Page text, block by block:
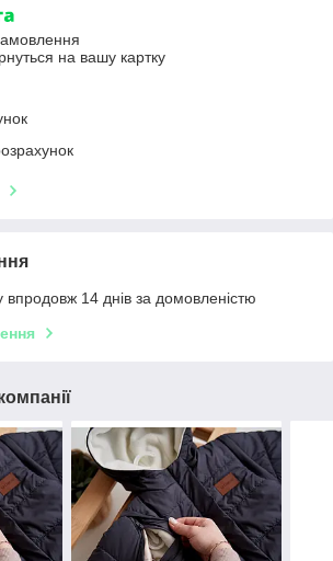
на вашу картку
14 днів за домовленістю